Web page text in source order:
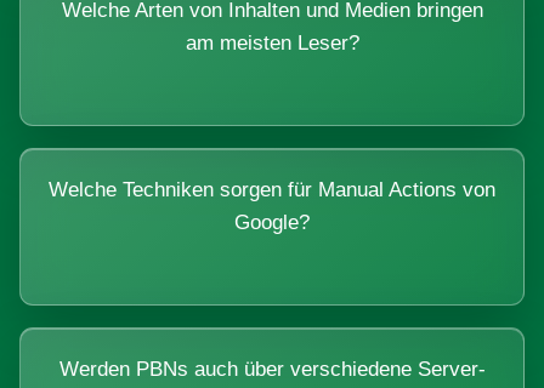
Welche Arten von Inhalten und Medien bringen
am meisten Leser?
Welche Techniken sorgen für Manual Actions von
Google?
Werden PBNs auch über verschiedene Server-